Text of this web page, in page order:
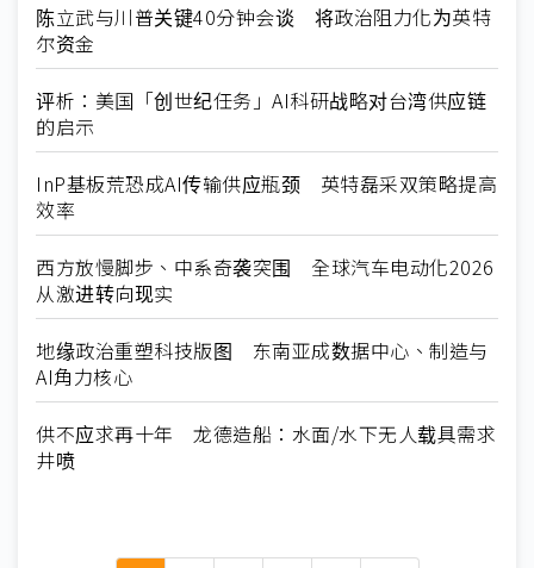
陈立武与川普关键40分钟会谈 将政治阻力化为英特
尔资金
评析：美国「创世纪任务」AI科研战略对台湾供应链
的启示
InP基板荒恐成AI传输供应瓶颈 英特磊采双策略提高
效率
西方放慢脚步、中系奇袭突围 全球汽车电动化2026
从激进转向现实
地缘政治重塑科技版图 东南亚成数据中心、制造与
AI角力核心
供不应求再十年 龙德造船：水面/水下无人载具需求
井喷